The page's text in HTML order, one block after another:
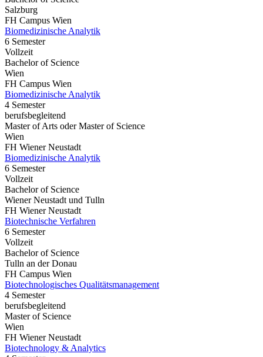
Salzburg
FH Campus Wien
Biomedizinische Analytik
6 Semester
Vollzeit
Bachelor of Science
Wien
FH Campus Wien
Biomedizinische Analytik
4 Semester
berufsbegleitend
Master of Arts oder Master of Science
Wien
FH Wiener Neustadt
Biomedizinische Analytik
6 Semester
Vollzeit
Bachelor of Science
Wiener Neustadt und Tulln
FH Wiener Neustadt
Biotechnische Verfahren
6 Semester
Vollzeit
Bachelor of Science
Tulln an der Donau
FH Campus Wien
Biotechnologisches Qualitätsmanagement
4 Semester
berufsbegleitend
Master of Science
Wien
FH Wiener Neustadt
Biotechnology & Analytics